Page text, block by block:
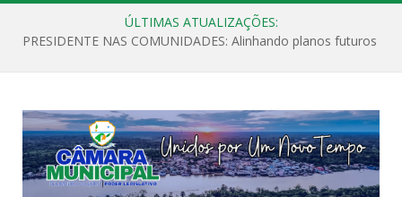
ÚLTIMAS ATUALIZAÇÕES:
PRESIDENTE NAS COMUNIDADES: Alinhando planos futuros